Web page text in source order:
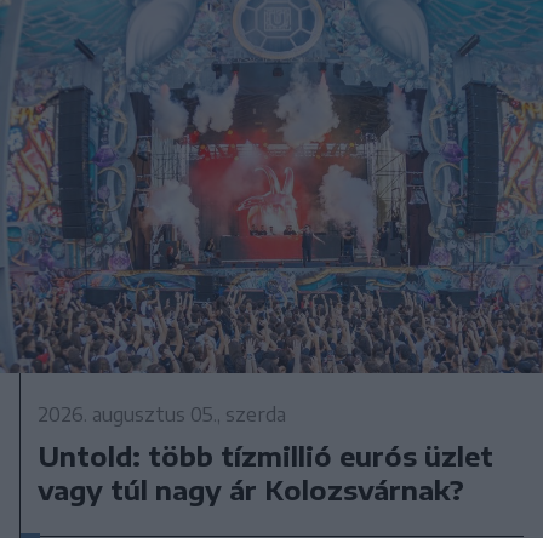
2026. augusztus 05., szerda
Untold: több tízmillió eurós üzlet
vagy túl nagy ár Kolozsvárnak?